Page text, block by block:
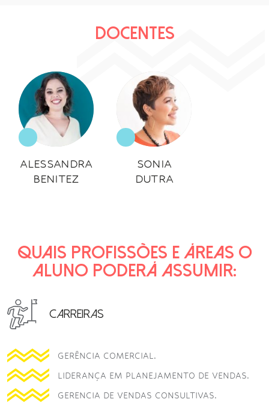
DOCENTES
ALESSANDRA
BENITEZ
SONIA
DUTRA
QUAIS PROFISSÕES E ÁREAS O
ALUNO PODERÁ ASSUMIR:
CARREIRAS
GERÊNCIA COMERCIAL.
LIDERANÇA EM PLANEJAMENTO DE VENDAS.
GERENCIA DE VENDAS CONSULTIVAS.